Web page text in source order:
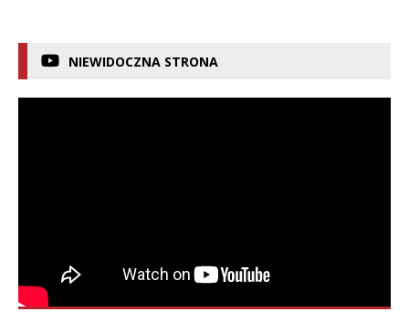
NIEWIDOCZNA STRONA